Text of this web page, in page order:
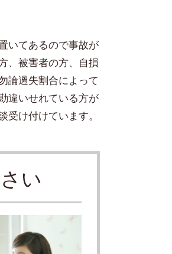
いてあるので事故が
、被害者の方、自損
論過失割合によって
違いせれている方が
け付けています。
い